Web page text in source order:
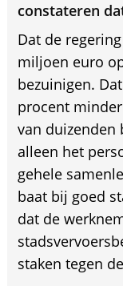
constateren
Dat de
miljoen euro
bezuinigen.
procent
van duizenden
alleen het
gehele
baat bij goed
dat de
staken tegen